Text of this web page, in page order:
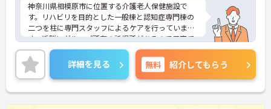
神奈川県相模原市に位置する介護老人保健施設で
す。リハビリを目的とした一般棟と認知症専門棟の
二つを柱に専門スタッフによるケアを行っていま
す。近隣にグループ所有の託児所があるので子育て
中の方も安心して働けます。無料駐車場があるので
マイカー通勤可、また各線「橋本駅」より職員用の
送迎バスも出ているので通勤に便利です。
ご興味ある方には、面接対策ポイントなど、さらに
詳細をお話しいたしますのでお気軽にご相談くださ
い。
詳細を見る 無料 紹介してもらう